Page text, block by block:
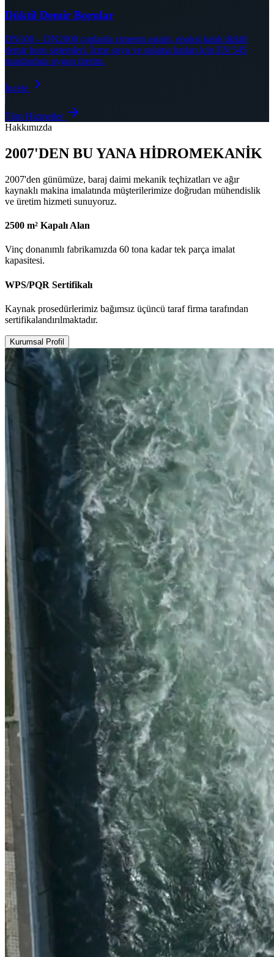
Düktil Demir Borular
DN100 – DN2000 çaplarda çimento astarlı, epoksi kaplı düktil
demir boru sistemleri. İçme suyu ve sulama hatları için EN 545
standardına uygun üretim.
İncele
Tüm Hizmetler
Hakkımızda
2007'DEN BU YANA HİDROMEKANİK
2007'den günümüze, baraj daimi mekanik teçhizatları ve ağır
kaynaklı makina imalatında müşterilerimize doğrudan mühendislik
ve üretim hizmeti sunuyoruz.
2500 m² Kapalı Alan
Vinç donanımlı fabrikamızda 60 tona kadar tek parça imalat
kapasitesi.
WPS/PQR Sertifikalı
Kaynak prosedürlerimiz bağımsız üçüncü taraf firma tarafından
sertifikalandırılmaktadır.
Kurumsal Profil